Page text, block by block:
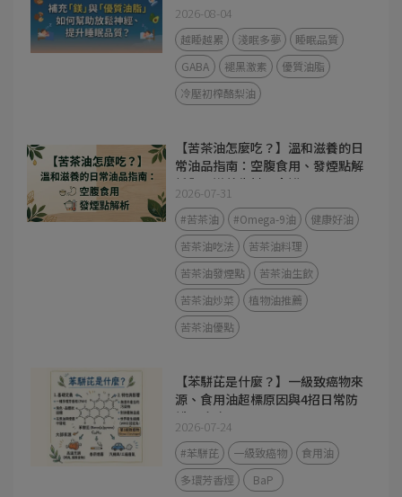
經、提升睡眠品質？
2026-08-04
越睡越累 淺眠多夢
睡眠品質
GABA
褪黑激素
優質油脂
冷壓初榨酪梨油
【苦茶油怎麼吃？】溫和滋養的日
常油品指南：空腹食用、發煙點解
析與 3 道養生料理食譜
2026-07-31
#苦茶油 #Omega-9油
健康好油
苦茶油吃法
苦茶油料理
苦茶油發煙點
苦茶油生飲
苦茶油炒菜
植物油推薦
苦茶油優點
【苯駢芘是什麼？】一級致癌物來
源、食用油超標原因與4招日常防
護全攻略
2026-07-24
#苯駢芘 一級致癌物
食用油
多環芳香烴
BaP